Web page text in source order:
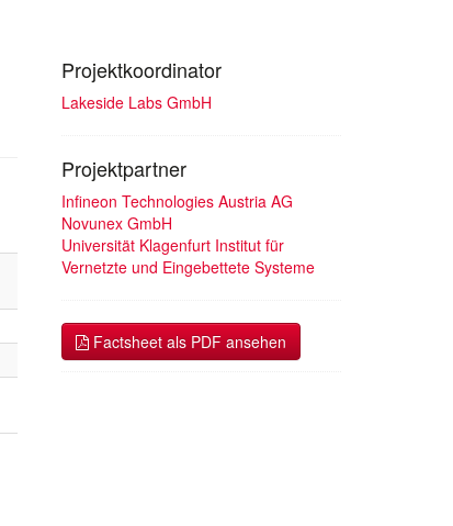
Projektkoordinator
Lakeside Labs GmbH
Projektpartner
Infineon Technologies Austria AG
Novunex GmbH
Universität Klagenfurt Institut für
Vernetzte und Eingebettete Systeme
Factsheet als PDF ansehen